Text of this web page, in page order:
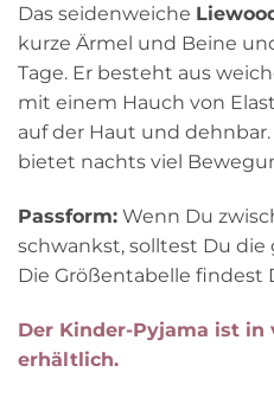
Das seidenweiche
kurze Ärmel und Beine
Tage. Er besteht aus
mit einem Hauch von
auf der Haut und
bietet nachts viel
Passform: Wenn Du
schwankst, solltest Du die
Die Größentabelle findest
Der Kinder-Pyjama ist in
erhältlich.